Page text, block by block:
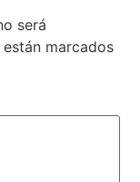
será
marcados